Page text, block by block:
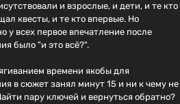
и взрослые, и дети, и те кто
квесты, и те кто впервые. Но
у всех первое впечатление после
было "и это всё?".
времени якобы для
в сюжет занял минут 15 и ни к чему не
пару ключей и вернуться обратно?